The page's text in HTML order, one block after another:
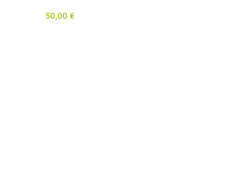
50,00 €